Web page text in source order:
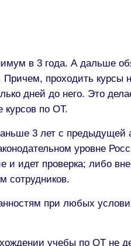
в 3 года. А дальше
Причем, проходить курсы
дней до него. Это
курсов по ОТ.
3 лет с
уровне
идет проверка; либо
сотрудников.
при любых
учебы по ОТ не